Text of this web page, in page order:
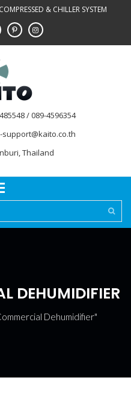
& CHILLER SYSTEM
/ 089-4596354
support@kaito.co.th
Thailand
DEHUMIDIFIER
Dehumidifier"